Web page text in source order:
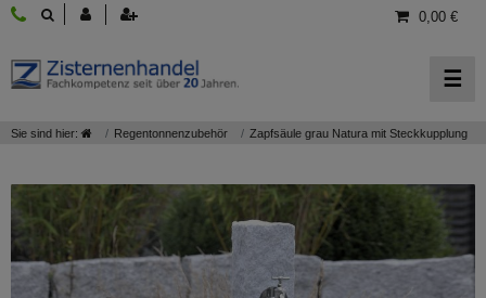
0,00 €
☰
Sie sind hier: Regentonnenzubehör Zapfsäule grau Natura mit Steckkupplung